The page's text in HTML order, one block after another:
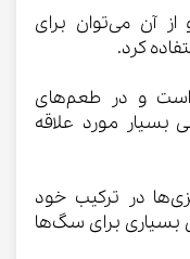
آن می‌توان برای
کرد.
و در طعم‌های
بسیار مورد علاقه
در ترکیب خود
بسیاری برای سگ‌ها